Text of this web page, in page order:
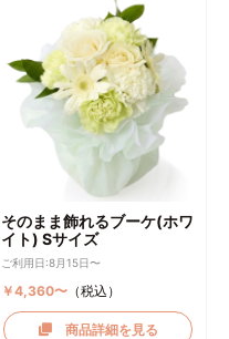
そのまま飾れるブーケ(ホワ
イト) Sサイズ
ご利用日:8月15日〜
￥4,360〜 （税込）
商品詳細を見る